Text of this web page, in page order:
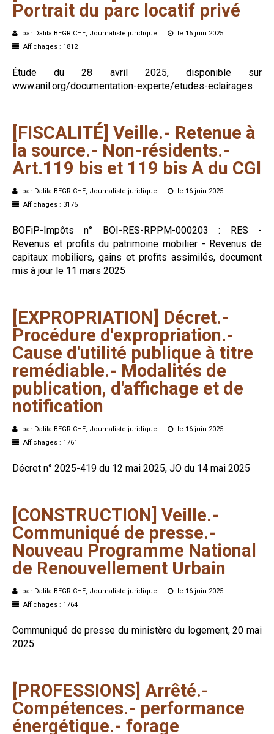
Portrait du parc locatif privé
par Dalila BEGRICHE, Journaliste juridique
le 16 juin 2025
Affichages : 1812
Étude du 28 avril 2025, disponible sur
www.anil.org/documentation-experte/etudes-eclairages
[FISCALITÉ] Veille.- Retenue à
la source.- Non-résidents.-
Art.119 bis et 119 bis A du CGI
par Dalila BEGRICHE, Journaliste juridique
le 16 juin 2025
Affichages : 3175
BOFiP-Impôts n° BOI-RES-RPPM-000203 : RES -
Revenus et profits du patrimoine mobilier - Revenus de
capitaux mobiliers, gains et profits assimilés, document
mis à jour le 11 mars 2025
[EXPROPRIATION] Décret.-
Procédure d'expropriation.-
Cause d'utilité publique à titre
remédiable.- Modalités de
publication, d'affichage et de
notification
par Dalila BEGRICHE, Journaliste juridique
le 16 juin 2025
Affichages : 1761
Décret n° 2025-419 du 12 mai 2025, JO du 14 mai 2025
[CONSTRUCTION] Veille.-
Communiqué de presse.-
Nouveau Programme National
de Renouvellement Urbain
par Dalila BEGRICHE, Journaliste juridique
le 16 juin 2025
Affichages : 1764
Communiqué de presse du ministère du logement, 20 mai
2025
[PROFESSIONS] Arrêté.-
Compétences.- performance
énergétique.- forage